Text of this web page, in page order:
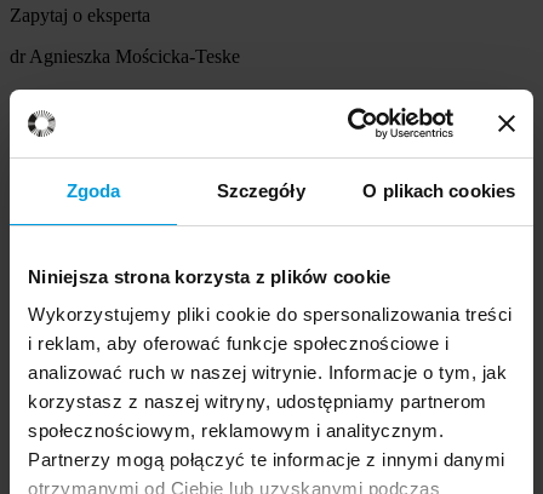
Zgoda Szczegóły O plikach cookies
Niniejsza strona korzysta z plików cookie
Wykorzystujemy pliki cookie do spersonalizowania treści
i reklam, aby oferować funkcje społecznościowe i
analizować ruch w naszej witrynie. Informacje o tym, jak
korzystasz z naszej witryny, udostępniamy partnerom
społecznościowym, reklamowym i analitycznym.
Partnerzy mogą połączyć te informacje z innymi danymi
otrzymanymi od Ciebie lub uzyskanymi podczas
Zapytaj o eksperta
dr Agnieszka Mościcka-Teske
Szukasz eksperta
Wybierz temat
Ekspert
udzielenie wywiadu
komentarz do artykułu
udział w audycji radiowej na żywo
udział w nagraniu audycji radiowej
udział w audycji telewizyjnej na żywo
udział w nagraniu audycji telewizyjnej
Inne
Opisz temat zapytania
Prosimy opisać problem, zjawisko czy
wydarzenie, które będą przedmiotem komentarza eksperta: